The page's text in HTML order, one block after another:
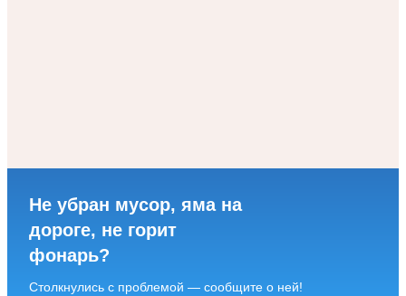
Не убран мусор, яма на
дороге, не горит
фонарь?
Столкнулись с проблемой — сообщите о ней!